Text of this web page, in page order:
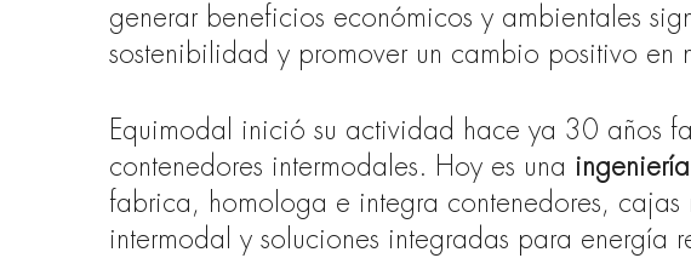
generar beneficios económicos y ambientales
sostenibilidad y promover un cambio positivo en
Equimodal inició su actividad hace ya 30 años
contenedores intermodales. Hoy es una
fabrica, homologa e integra contenedores, cajas
intermodal y soluciones integradas para energía